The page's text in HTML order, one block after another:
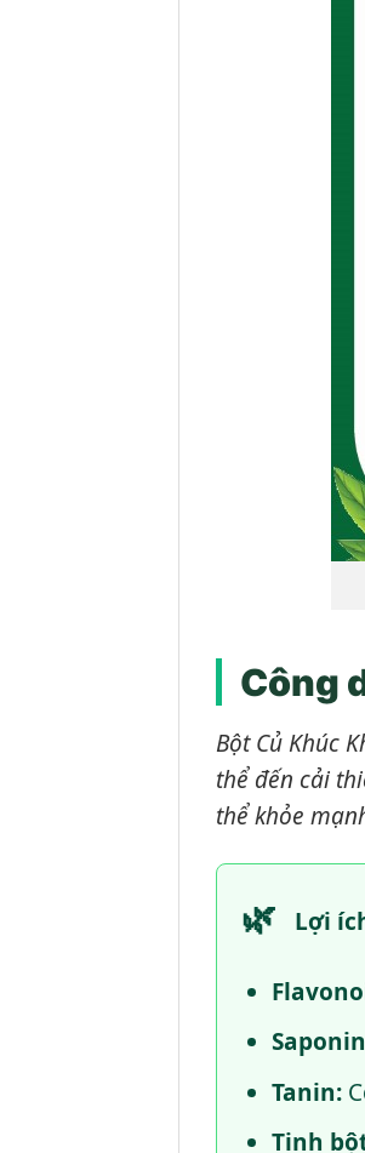
Công
Bột Củ Khúc
thể đến cải
thể khỏe
🌿 Lợi
Tanin:
Tinh